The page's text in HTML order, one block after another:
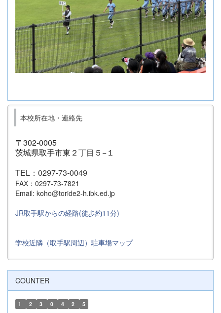
本校所在地・連絡先
〒302-0005
茨城県取手市東２丁目５−１
TEL：0297-73-0049
FAX：0297-73-7821
Email: koho@toride2-h.ibk.ed.jp
JR取手駅からの経路(徒歩約11分)
学校近隣（取手駅周辺）駐車場マップ
COUNTER
1 2 3 0 4 2 5